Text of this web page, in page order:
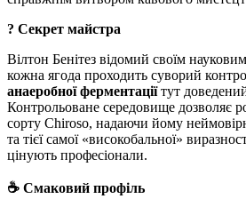
? Секрет майстра
Вілтон Бенітез відомий своїм
кожна ягода проходить суворий
анаеробної ферментаціїтут
Контрольоване середовище дозволяє
сорту Chiroso, надаючи йому
та тієї самої «високобальної»
цінують професіонали.
☕️ Смаковий профіль